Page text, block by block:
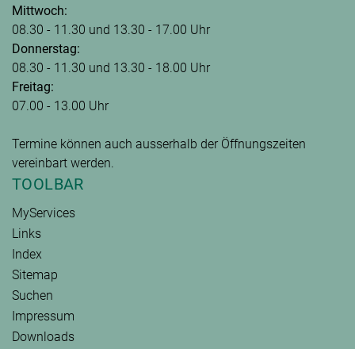
Mittwoch:
08.30 - 11.30 und 13.30 - 17.00 Uhr
Donnerstag:
08.30 - 11.30 und 13.30 - 18.00 Uhr
Freitag:
07.00 - 13.00 Uhr
Termine können auch ausserhalb der Öffnungszeiten
vereinbart werden.
TOOLBAR
MyServices
Links
Index
Sitemap
Suchen
Impressum
Downloads